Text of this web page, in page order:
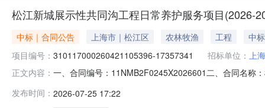
松江新城展示性共同沟工程日常养护服务项目(2026-
中标｜合同公告 上海市｜松江区 农林牧渔 工程
中
项目编号： 310117000260421105396-17357341 招标单位： 上
正文内容： 一、合同编号：11NMB2F0245X2026601二、合同名称
区荣乐东路2111号1号楼805室联系方式：37686618供
发布时间： 2026-07-25 17:22